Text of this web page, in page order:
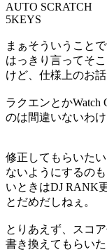
AUTO SCRATCH
5KEYS
まぁそういうことで
はっきり言ってそ
けど、仕様上のお話
ラクエンとかWatch
のは間違いないわ
修正してもらいた
ないようにするの
いときはDJ RANK
とだめだしねぇ。
とりあえず、スコ
書き換えてもらいた